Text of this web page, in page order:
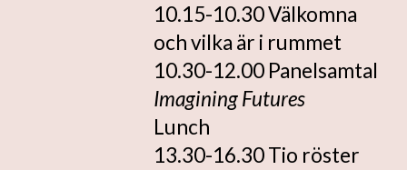
10.15-10.30 Välkomna
och vilka är i rummet
10.30-12.00 Panelsamtal
Imagining Futures
Lunch
13.30-16.30 Tio röster